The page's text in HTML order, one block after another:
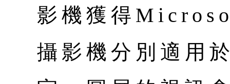
影機獲得
攝影機分別適用